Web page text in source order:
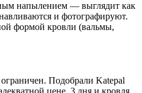
напылением — выглядит как
и фотографируют.
формой кровли (вальмы,
Подобрали Katepal